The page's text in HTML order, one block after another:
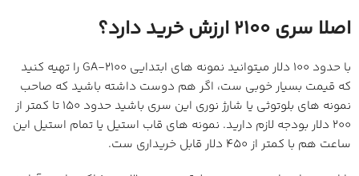
اصلا سری 2100 ارزش خرید دارد؟
با حدود 100 دلار میتوانید نمونه های ابتدایی GA-2100 را تهیه کنید
که قیمت بسیار خوبی ست، اگر هم دوست داشته باشید که صاحب
نمونه های بلوتوثی یا شارژ نوری این سری باشید حدود 150 تا کمتر از
200 دلار بودجه لازم دارید. نمونه های قاب استیل یا تمام استیل این
ساعت هم با کمتر از 450 دلار قابل خریداری ست.